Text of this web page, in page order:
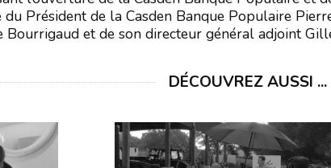
du Président de la Casden Banque Populaire
Bourrigaud et de son directeur général adjoint
DÉCOUVREZ AUSSI ...